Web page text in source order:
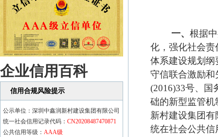
企业信用百科
信用合规风险提示
公示单位：深圳中鑫润新村建设集团有限公司
统一社会信用记录代码： CN20208487470871
公共信用等级： AAA级
一、 根据
化，强化社会责
体系建设规划纲
守信联合激励
(2016)33号、国
础的新型监管机
新村建设集团
统在社会公共